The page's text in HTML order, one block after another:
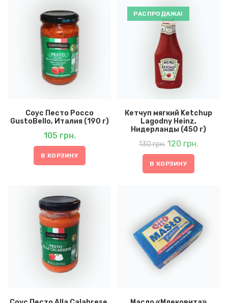
Соус Песто Россо
GustoBello, Италия (190 г)
105 грн.
В КОРЗИНУ
РАСПРОДАЖА!
Кетчуп мягкий Ketchup
Lagodny Heinz,
Нидерланды (450 г)
130грн. Первоначальная
цена
составляла
130 грн..
120 грн.120 грн..
В КОРЗИНУ